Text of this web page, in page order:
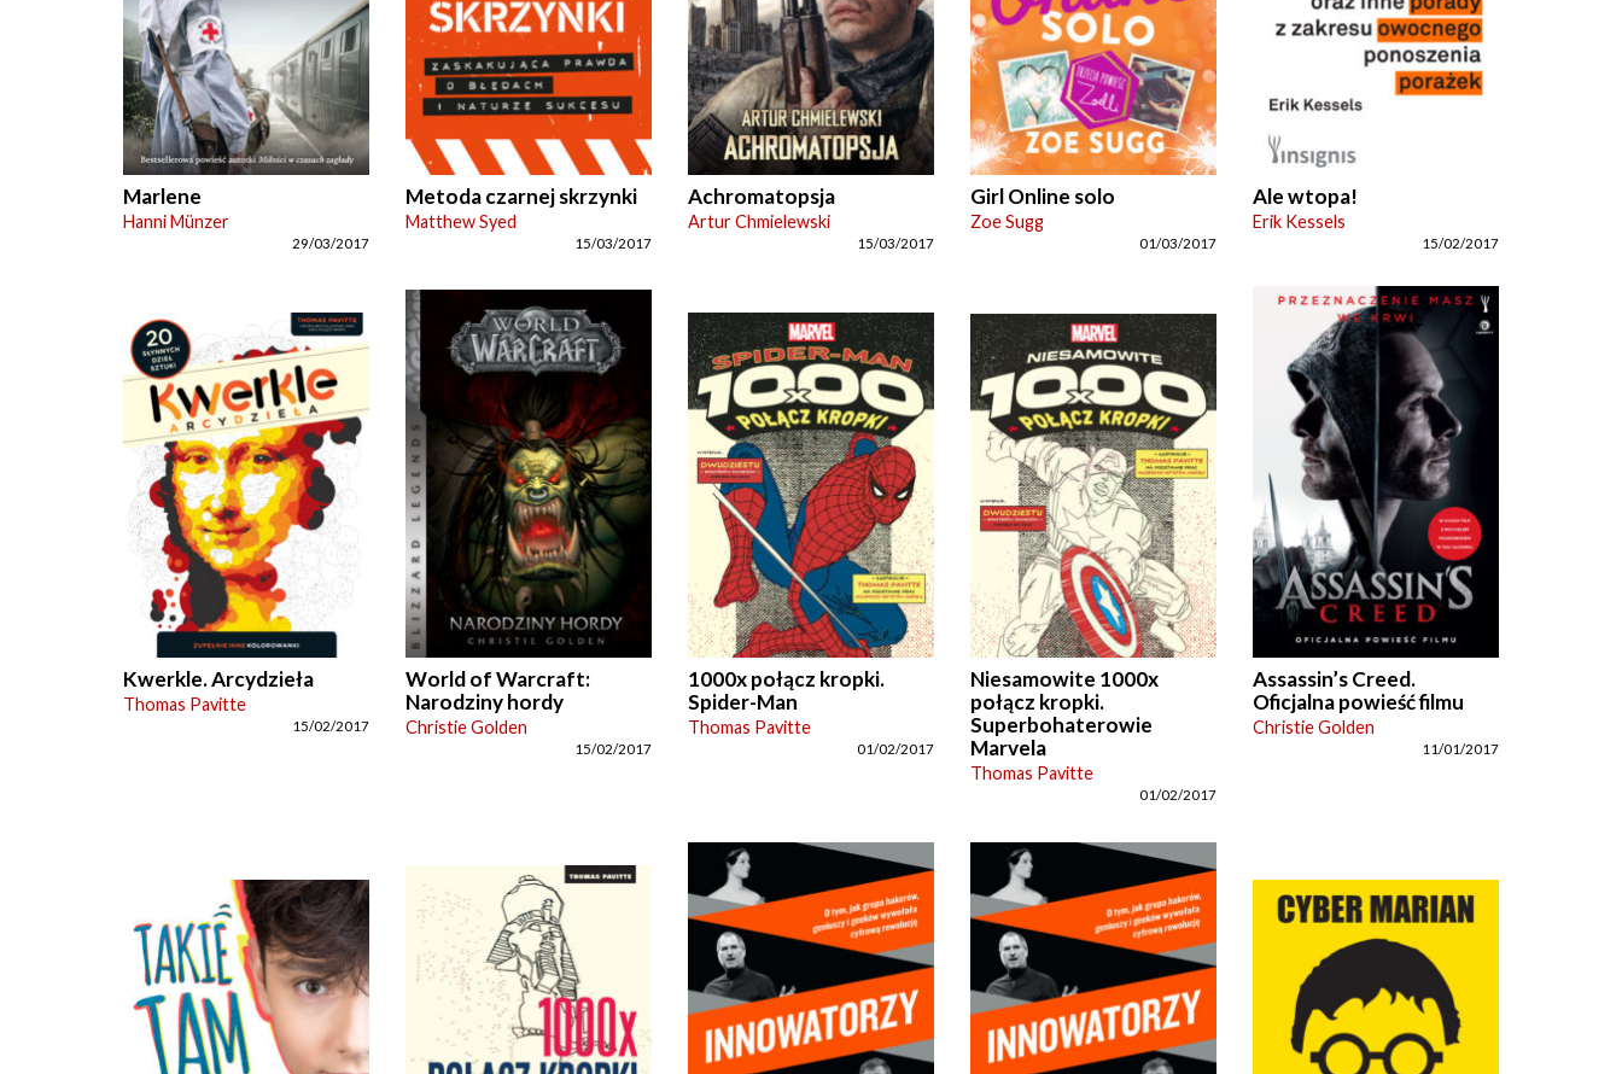
Marlene
Hanni Münzer
29/03/2017
Metoda czarnej skrzynki
Matthew Syed
15/03/2017
Achromatopsja
Artur Chmielewski
15/03/2017
Girl Online solo
Zoe Sugg
01/03/2017
Ale wtopa!
Erik Kessels
15/02/2017
Kwerkle. Arcydzieła
Thomas Pavitte
15/02/2017
World of Warcraft:
Narodziny hordy
Christie Golden
15/02/2017
1000x połącz kropki.
Spider-Man
Thomas Pavitte
01/02/2017
Niesamowite 1000x
połącz kropki.
Superbohaterowie
Marvela
Thomas Pavitte
01/02/2017
Assassin’s Creed.
Oficjalna powieść filmu
Christie Golden
11/01/2017